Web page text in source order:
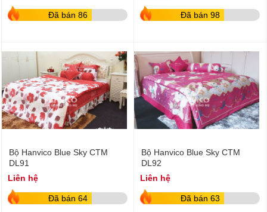
Đã bán 86 Đã bán 98
Bộ Hanvico Blue Sky CTM
DL91
Liên hệ
Đã bán 64
Bộ Hanvico Blue Sky CTM
DL92
Liên hệ
Đã bán 63